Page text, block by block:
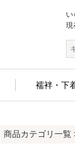
い
現
襦袢・下
商品カテゴリ一覧